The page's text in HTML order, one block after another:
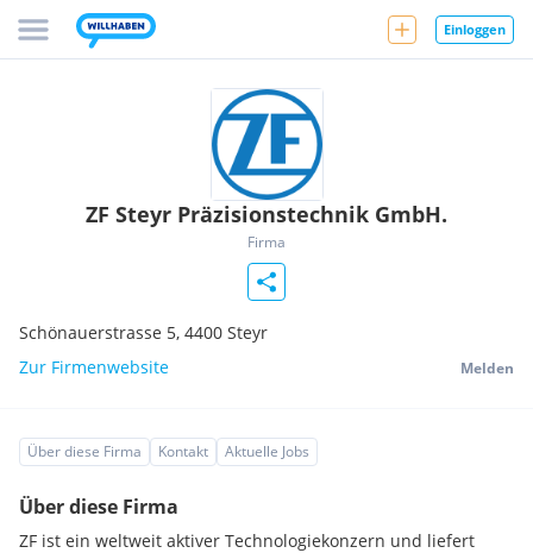
Einloggen
ZF Steyr Präzisionstechnik GmbH.
Firma
Schönauerstrasse 5, 4400 Steyr
Zur Firmenwebsite
Melden
Über diese Firma Kontakt Aktuelle Jobs
Über diese Firma
ZF ist ein weltweit aktiver Technologiekonzern und liefert